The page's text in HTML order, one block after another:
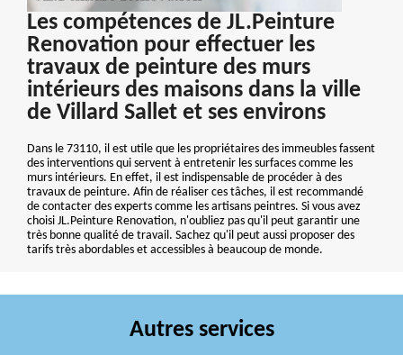
Les compétences de JL.Peinture
Renovation pour effectuer les
travaux de peinture des murs
intérieurs des maisons dans la ville
de Villard Sallet et ses environs
Dans le 73110, il est utile que les propriétaires des immeubles fassent
des interventions qui servent à entretenir les surfaces comme les
murs intérieurs. En effet, il est indispensable de procéder à des
travaux de peinture. Afin de réaliser ces tâches, il est recommandé
de contacter des experts comme les artisans peintres. Si vous avez
choisi JL.Peinture Renovation, n'oubliez pas qu'il peut garantir une
très bonne qualité de travail. Sachez qu'il peut aussi proposer des
tarifs très abordables et accessibles à beaucoup de monde.
Autres services